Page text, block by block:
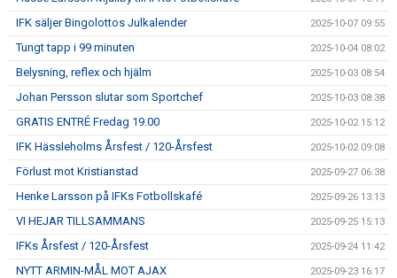
IFK säljer Bingolottos Julkalender 2025-10-07 09:55
Tungt tapp i 99 minuten 2025-10-04 08:02
Belysning, reflex och hjälm 2025-10-03 08:54
Johan Persson slutar som Sportchef 2025-10-03 08:38
GRATIS ENTRÉ Fredag 19.00 2025-10-02 15:12
IFK Hässleholms Årsfest / 120-Årsfest 2025-10-02 09:08
Förlust mot Kristianstad 2025-09-27 06:38
Henke Larsson på IFKs Fotbollskafé 2025-09-26 13:13
VI HEJAR TILLSAMMANS 2025-09-25 15:13
IFKs Årsfest / 120-Årsfest 2025-09-24 11:42
NYTT ARMIN-MÅL MOT AJAX 2025-09-23 16:17